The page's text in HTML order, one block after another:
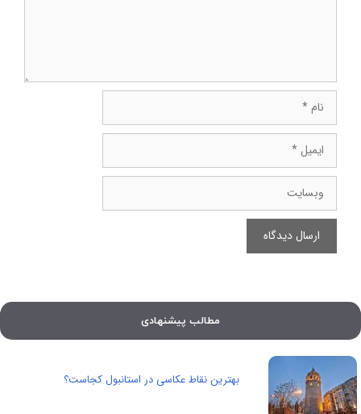
ایمیل
وبسایت
مطالب پیشنهادی
بهترین نقاط عکاسی در استانبول کجاست؟